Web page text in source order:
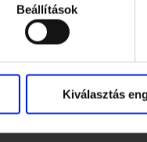
Beállítások
Kiválasztás